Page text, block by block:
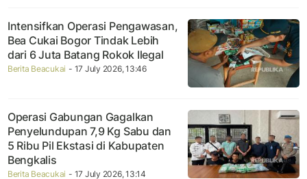
Intensifkan Operasi Pengawasan,
Bea Cukai Bogor Tindak Lebih
dari 6 Juta Batang Rokok Ilegal
Berita Beacukai - 17 July 2026, 13:46
Operasi Gabungan Gagalkan
Penyelundupan 7,9 Kg Sabu dan
5 Ribu Pil Ekstasi di Kabupaten
Bengkalis
Berita Beacukai - 17 July 2026, 13:14